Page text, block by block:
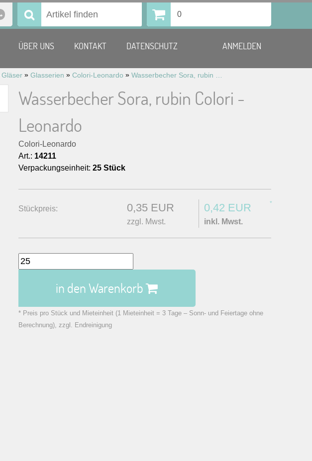
Suchen 0
ÜBER UNS KONTAKT DATENSCHUTZ ANMELDEN
Gläser » Glasserien » Colori-Leonardo »
Wasserbecher Sora, rubin Colori -
Leonardo
Colori-Leonardo
Art.: 14211
Verpackungseinheit: 25 Stück
Stückpreis: 0,35 EUR
zzgl. Mwst.
0,42 EUR *
inkl. Mwst.
in den Warenkorb
* Preis pro Stück und Mieteinheit (1 Mieteinheit = 3 Tage – Sonn- und Feiertage ohne
Berechnung), zzgl. Endreinigung